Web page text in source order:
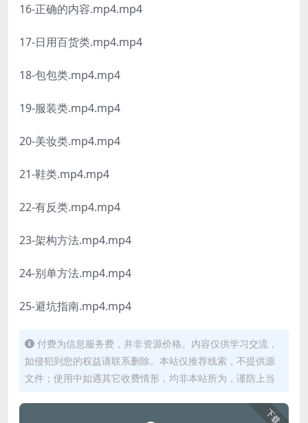
16-正确的内容.mp4.mp4
17-日用百货类.mp4.mp4
18-包包类.mp4.mp4
19-服装类.mp4.mp4
20-美妆类.mp4.mp4
21-鞋类.mp4.mp4
22-有反类.mp4.mp4
23-架构方法.mp4.mp4
24-别单方法.mp4.mp4
25-避坑指南.mp4.mp4
付费为信息服务费，并非资源价格。内容仅供学习交流，
如侵犯到您的权益请联系删除。本站仅推荐线索，不提供源
文件；使用中如遇其它收费情形，均非本站所为，谨防上当
下载